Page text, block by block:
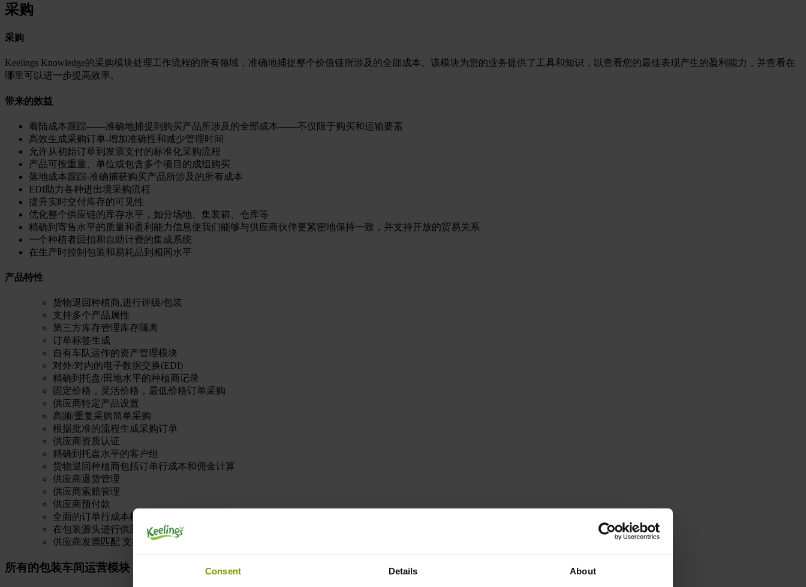
Consent Details About
采购
采购
Keelings Knowledge的采购模块处理工作流程的所有领域，准确地捕捉整个价值链所涉及的全部成本。该模块为您的业务提供了工具和知识，以查看您的最佳表现产生的盈利能力，并查看在
哪里可以进一步提高效率。
带来的效益
着陆成本跟踪——准确地捕捉到购买产品所涉及的全部成本——不仅限于购买和运输要素
高效生成采购订单-增加准确性和减少管理时间
允许从初始订单到发票支付的标准化采购流程
产品可按重量、单位或包含多个项目的成组购买
落地成本跟踪-准确捕获购买产品所涉及的所有成本
EDI助力各种进出境采购流程
提升实时交付库存的可见性
优化整个供应链的库存水平，如分场地、集装箱、仓库等
精确到寄售水平的质量和盈利能力信息使我们能够与供应商伙伴更紧密地保持一致，并支持开放的贸易关系
一个种植者回扣和自助计费的集成系统
在生产时控制包装和易耗品到相同水平
产品特性
货物退回种植商,进行评级/包装
支持多个产品属性
第三方库存管理库存隔离
订单标签生成
自有车队运作的资产管理模块
对外/对内的电子数据交换(EDI)
精确到托盘/田地水平的种植商记录
固定价格，灵活价格，最低价格订单采购
供应商特定产品设置
高频/重复采购简单采购
根据批准的流程生成采购订单
供应商资质认证
精确到托盘水平的客户组
货物退回种植商包括订单行成本和佣金计算
供应商退货管理
供应商索赔管理
供应商预付款
全面的订单行成本模型
在包装源头进行供应商包装及物流单元放行
供应商发票匹配 支持公司间交易
所有的包装车间运营模块